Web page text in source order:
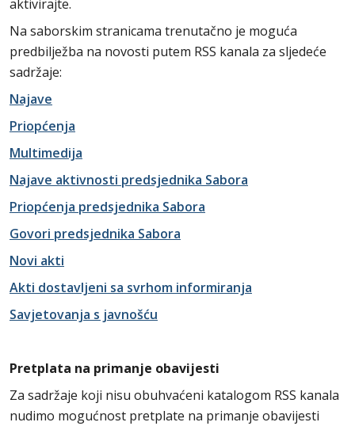
aktivirajte.
Na saborskim stranicama trenutačno je moguća
predbilježba na novosti putem RSS kanala za sljedeće
sadržaje:
Najave
Priopćenja
Multimedija
Najave aktivnosti predsjednika Sabora
Priopćenja predsjednika Sabora
Govori predsjednika Sabora
Novi akti
Akti dostavljeni sa svrhom informiranja
Savjetovanja s javnošću
Pretplata na primanje obavijesti
Za sadržaje koji nisu obuhvaćeni katalogom RSS kanala
nudimo mogućnost pretplate na primanje obavijesti